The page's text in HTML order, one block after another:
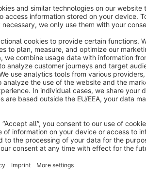
Die ERP Lösung, die als Basis
Lösung aus dem Hause Sage. Sage ist
betriebswirtschaftlicher Software und
Sage zugleich einer der Marktführer für
Die wichtigsten Features des